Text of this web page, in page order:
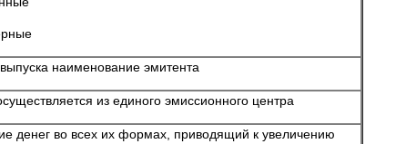
наименование эмитента
из единого эмиссионного центра
денег во всех их формах, приводящий к увеличению